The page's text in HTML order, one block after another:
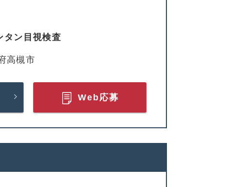
ン目視検査
高槻市
Web応募